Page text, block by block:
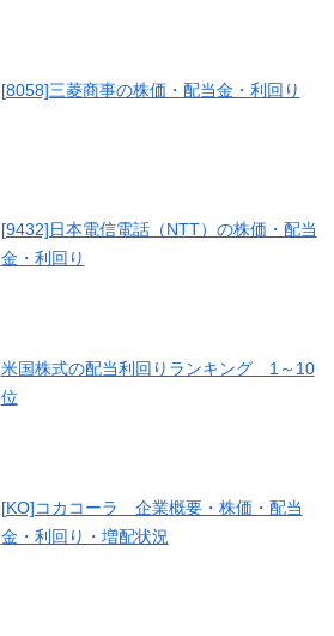
[8058]三菱商事の株価・配当金・利回り
[9432]日本電信電話（NTT）の株価・配当
金・利回り
米国株式の配当利回りランキング 1～10
位
[KO]コカコーラ 企業概要・株価・配当
金・利回り・増配状況